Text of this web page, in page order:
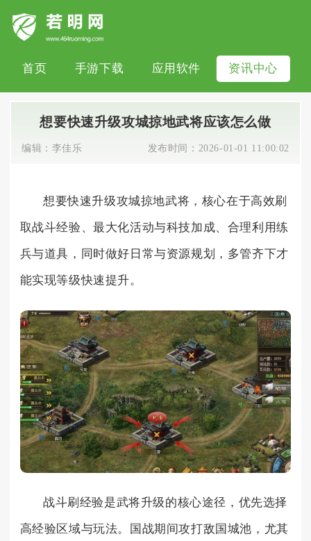
首页 手游下载 应用软件 资讯中心
想要快速升级攻城掠地武将应该怎么做
编辑： 李佳乐 发布时间： 2026-01-01 11:00:02
想要快速升级攻城掠地武将，核心在于高效刷
取战斗经验、最大化活动与科技加成、合理利用练
兵与道具，同时做好日常与资源规划，多管齐下才
能实现等级快速提升。
战斗刷经验是武将升级的核心途径，优先选择
高经验区域与玩法。国战期间攻打敌国城池，尤其